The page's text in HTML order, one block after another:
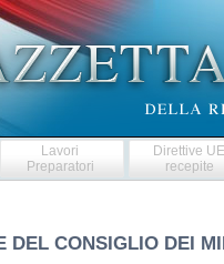
Lavori
Preparatori
Direttive
recepite
DEL CONSIGLIO DEI